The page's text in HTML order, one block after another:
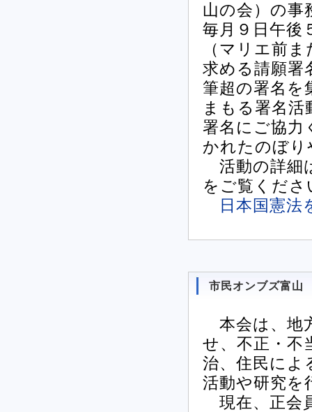
山の会）の事
毎月９日午後
（マリエ前
求める請願署
筆超の署名を
まもる署名
署名にご協力
かれたのぼ
活動の詳細
をご覧くださ
日本国憲法
市民オンブズ富山
本会は、地
せ、不正・不
治、住民によ
活動や研究を
現在、正会